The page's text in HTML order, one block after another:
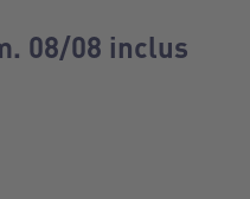
08/08 inclus